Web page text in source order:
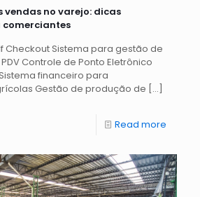
vendas no varejo: dicas
comerciantes
Checkout Sistema para gestão de
Controle de Ponto Eletrônico
financeiro para
Gestão de produção de […]
Read more